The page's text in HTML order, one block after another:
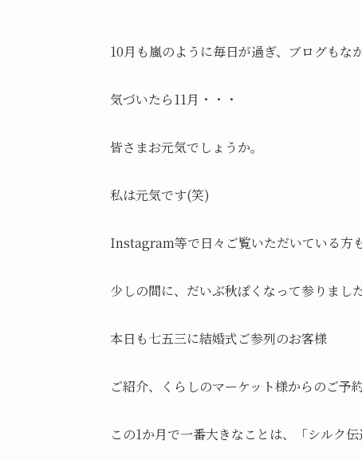
10月も嵐のように毎日が過ぎ、ブログもな
気づいたら11月・・・
皆さまお元気でしょうか。
私は元気です(笑)
Instagram等で日々ご覧いただいている方
少しの間に、だいぶ秋ぽくなって参りました
本日も七五三に結婚式ご参列のお客様
ご紹介、くらしのマーケット様からのご予
この1か月で一番大きなことは、「シルク